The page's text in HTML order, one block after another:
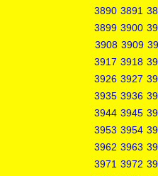
3890 3891
3899 3900
3908 3909
3917 3918
3926 3927
3935 3936
3944 3945
3953 3954
3962 3963
3971 3972